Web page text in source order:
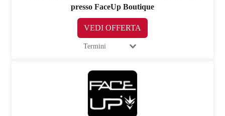
presso FaceUp Boutique
VEDI OFFERTA
Termini